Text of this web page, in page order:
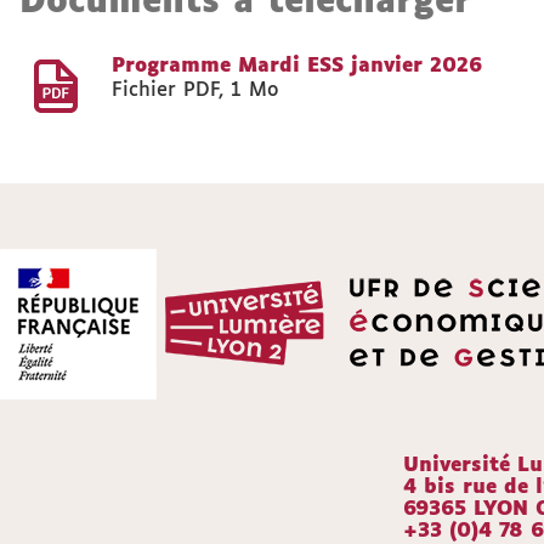
Programme Mardi ESS janvier 2026
Fichier PDF, 1 Mo
Université
4 bis rue de
69365 LYON
+33 (0)4 78